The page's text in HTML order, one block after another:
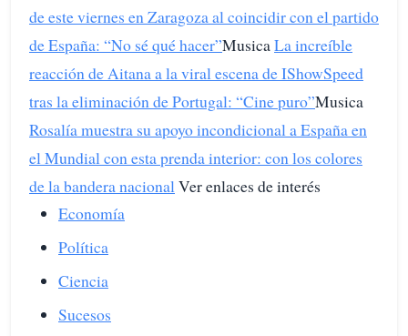
de este viernes en Zaragoza al coincidir con el partido
de España: “No sé qué hacer”MusicaLa increíble
reacción de Aitana a la viral escena de IShowSpeed
tras la eliminación de Portugal: “Cine puro”Musica
Rosalía muestra su apoyo incondicional a España en
el Mundial con esta prenda interior: con los colores
de la bandera nacionalVer enlaces de interés
Economía
Política
Ciencia
Sucesos